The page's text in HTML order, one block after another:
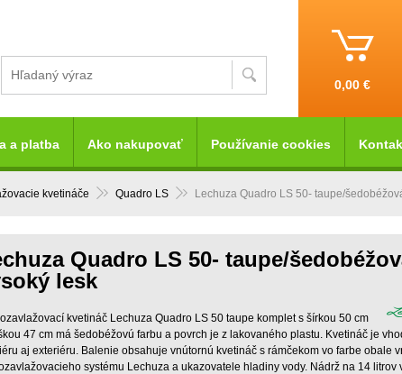
0,00 €
kvetináče Quadro LS Lechuza Quadro LS 50- taupe/
Quadro LS 50- taupe/
lesk
kvetináč Lechuza Quadro LS 50 taupe komplet s šírkou 50 cm
47 cm má šedobéžovú farbu a povrch je z lakovaného plastu. Kvetináč je
aj exteriéru. Balenie obsahuje vnútornú kvetináč s rámčekom vo farbe obale
systému Lechuza a ukazovatele hladiny vody. Nádrž na 14 litrov
a platba Ako nakupovať Používanie cookies